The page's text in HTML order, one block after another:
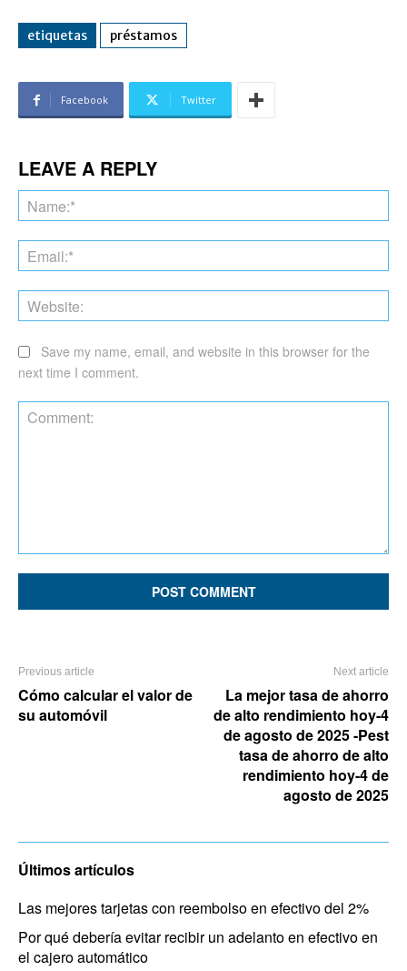
etiquetas préstamos
Facebook Twitter
LEAVE A REPLY
Save my name, email, and website in this browser for the
next time I comment.
Previous article
Cómo calcular el valor de
su automóvil
Next article
La mejor tasa de ahorro
de alto rendimiento hoy-4
de agosto de 2025 -Pest
tasa de ahorro de alto
rendimiento hoy-4 de
agosto de 2025
Últimos artículos
Las mejores tarjetas con reembolso en efectivo del 2%
Por qué debería evitar recibir un adelanto en efectivo en
el cajero automático